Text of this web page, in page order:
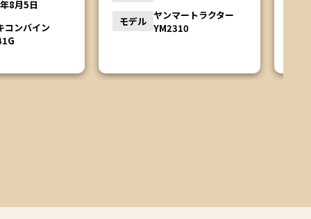
日付 2026年8月4日
クボタトラクター